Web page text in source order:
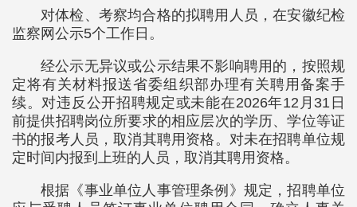
对体检、考察均合格的拟聘用人员，在安徽纪检
监察网公示5个工作日。
经公示无异议或公示结果不影响聘用的，按照规
定将有关材料报送省委组织部办理有关聘用备案手
续。对违反公开招聘规定或未能在2026年12月31日
前提供招聘岗位所要求的相应层次的学历、学位等证
书的报考人员，取消其聘用资格。对未在招聘单位规
定时间内报到上班的人员，取消其聘用资格。
根据《事业单位人事管理条例》规定，招聘单位